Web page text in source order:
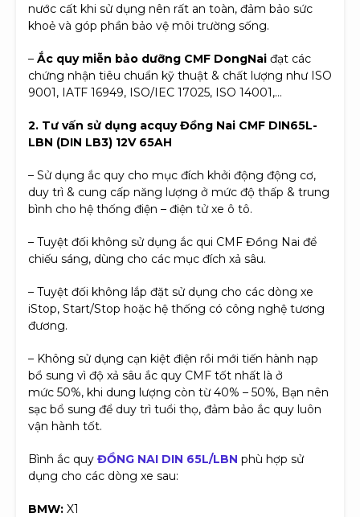
nước cất khi sử dụng nên rất an toàn, đảm bảo sức
khoẻ và góp phần bảo vệ môi trường sống.
– Ắc quy miễn bảo dưỡng CMF DongNai đạt các
chứng nhận tiêu chuẩn kỹ thuật & chất lượng như ISO
9001, IATF 16949, ISO/IEC 17025, ISO 14001,…
2. Tư vấn sử dụng acquy Đồng Nai CMF DIN65L-
LBN (DIN LB3) 12V 65AH
– Sử dụng ắc quy cho mục đích khởi động động cơ,
duy trì & cung cấp năng lượng ở mức độ thấp & trung
bình cho hệ thống điện – điện tử xe ô tô.
– Tuyệt đối không sử dụng ắc qui CMF Đồng Nai để
chiếu sáng, dùng cho các mục đích xả sâu.
– Tuyệt đối không lắp đặt sử dụng cho các dòng xe
iStop, Start/Stop hoặc hệ thống có công nghệ tương
đương.
– Không sử dụng cạn kiệt điện rồi mới tiến hành nạp
bổ sung vì độ xả sâu ắc quy CMF tốt nhất là ở
mức 50%, khi dung lượng còn từ 40% – 50%, Bạn nên
sạc bổ sung để duy trì tuổi thọ, đảm bảo ắc quy luôn
vận hành tốt.
Bình ắc quy ĐỒNG NAI DIN 65L/LBN phù hợp sử
dụng cho các dòng xe sau:
BMW: X1